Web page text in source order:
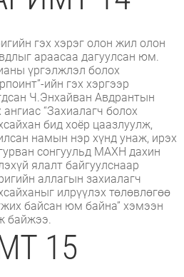
гэх хэрэг олон жил олон
араасаа дагуулсан юм.
үргэлжлэл болох
ийн гэх хэргээр
Ч.Энхайван Авдрантын
ангиас “Захиалагч болох
бид хоёр цаазлуулж,
намын нэр хүнд унаж, ирэх
сонгуульд МАХН дахин
ялалт байгуулснаар
аллагын захиалагч
илрүүлэх төлөвлөгөө
байсан юм байна” хэмээн
байжээ.
15